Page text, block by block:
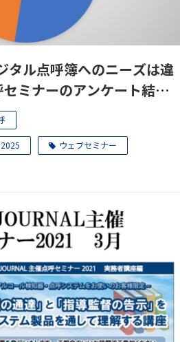
タル点呼簿へのニーズは違
ミナーのアンケート結果
ウェブセミナー